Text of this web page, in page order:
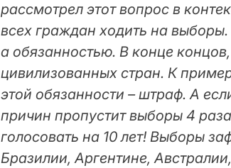
рассмотрел этот вопрос в
всех граждан ходить на выборы.
а обязанностью. В конце
цивилизованных стран. К
этой обязанности – штраф. А
причин пропустит выборы 4
голосовать на 10 лет! Выборы
Бразилии, Аргентине,